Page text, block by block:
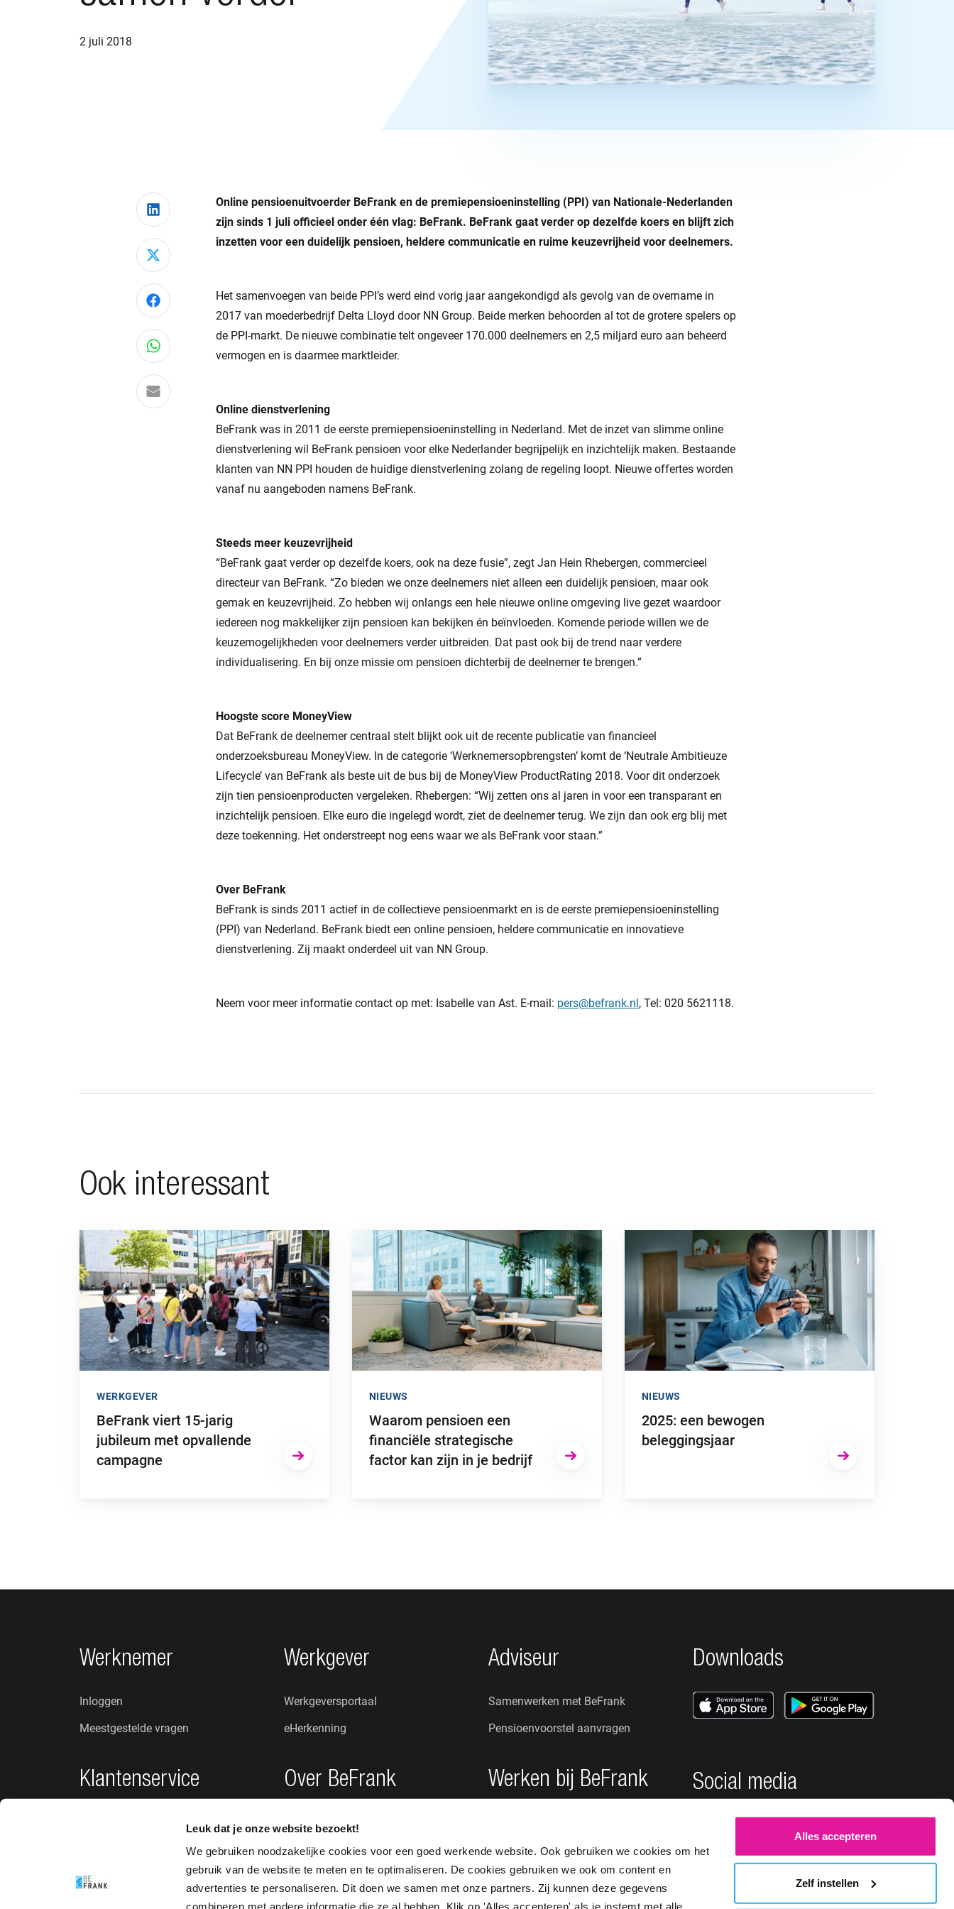
Leuk dat je onze website bezoekt!
We gebruiken noodzakelijke cookies voor een goed werkende website. Ook gebruiken we cookies om het
gebruik van de website te meten en te optimaliseren. De cookies gebruiken we ook om content en
advertenties te personaliseren. Dit doen we samen met onze partners. Zij kunnen deze gegevens
combineren met andere informatie die ze al hebben. Klik op 'Alles accepteren' als je instemt met alle
Alles accepteren
Zelf instellen
2 juli 2018
Online pensioenuitvoerder BeFrank en de premiepensioeninstelling (PPI) van Nationale-Nederlanden
zijn sinds 1 juli officieel onder één vlag: BeFrank. BeFrank gaat verder op dezelfde koers en blijft zich
inzetten voor een duidelijk pensioen, heldere communicatie en ruime keuzevrijheid voor deelnemers.
Het samenvoegen van beide PPI’s werd eind vorig jaar aangekondigd als gevolg van de overname in
2017 van moederbedrijf Delta Lloyd door NN Group. Beide merken behoorden al tot de grotere spelers op
de PPI-markt. De nieuwe combinatie telt ongeveer 170.000 deelnemers en 2,5 miljard euro aan beheerd
vermogen en is daarmee marktleider.
Online dienstverlening
BeFrank was in 2011 de eerste premiepensioeninstelling in Nederland. Met de inzet van slimme online
dienstverlening wil BeFrank pensioen voor elke Nederlander begrijpelijk en inzichtelijk maken. Bestaande
klanten van NN PPI houden de huidige dienstverlening zolang de regeling loopt. Nieuwe offertes worden
vanaf nu aangeboden namens BeFrank.
Steeds meer keuzevrijheid
“BeFrank gaat verder op dezelfde koers, ook na deze fusie”, zegt Jan Hein Rhebergen, commercieel
directeur van BeFrank. “Zo bieden we onze deelnemers niet alleen een duidelijk pensioen, maar ook
gemak en keuzevrijheid. Zo hebben wij onlangs een hele nieuwe online omgeving live gezet waardoor
iedereen nog makkelijker zijn pensioen kan bekijken én beïnvloeden. Komende periode willen we de
keuzemogelijkheden voor deelnemers verder uitbreiden. Dat past ook bij de trend naar verdere
individualisering. En bij onze missie om pensioen dichterbij de deelnemer te brengen.”
Hoogste score MoneyView
Dat BeFrank de deelnemer centraal stelt blijkt ook uit de recente publicatie van financieel
onderzoeksbureau MoneyView. In de categorie ‘Werknemersopbrengsten’ komt de ‘Neutrale Ambitieuze
Lifecycle’ van BeFrank als beste uit de bus bij de MoneyView ProductRating 2018. Voor dit onderzoek
zijn tien pensioenproducten vergeleken. Rhebergen: “Wij zetten ons al jaren in voor een transparant en
inzichtelijk pensioen. Elke euro die ingelegd wordt, ziet de deelnemer terug. We zijn dan ook erg blij met
deze toekenning. Het onderstreept nog eens waar we als BeFrank voor staan.”
Over BeFrank
BeFrank is sinds 2011 actief in de collectieve pensioenmarkt en is de eerste premiepensioeninstelling
(PPI) van Nederland. BeFrank biedt een online pensioen, heldere communicatie en innovatieve
dienstverlening. Zij maakt onderdeel uit van NN Group.
Neem voor meer informatie contact op met: Isabelle van Ast. E-mail: pers@befrank.nl, Tel: 020 5621118.
Deel via LinkedIn
Deel via X
Deel via Facebook
Deel via WhatsApp
Delen via e-mail
Ook interessant
Ga naar “BeFrank viert 15-jarig jubileum met opvallende campagne”
BeFrank viert 15-jarig
jubileum met opvallende
campagne
WERKGEVER
Ga naar “Waarom pensioen een financiële strategische factor kan zijn in je bedrijf”
Waarom pensioen een
financiële strategische
factor kan zijn in je bedrijf
NIEUWS
Ga naar “2025: een bewogen beleggingsjaar”
2025: een bewogen
beleggingsjaar
NIEUWS
Footer navigatie
Werknemer
Inloggen
Meestgestelde vragen
Klantenservice
Klachten en suggesties
Toegankelijkheid
Werkgever
Werkgeversportaal
eHerkenning
Over BeFrank
Wie zijn wij?
Nieuws
Adviseur
Samenwerken met BeFrank
Pensioenvoorstel aanvragen
Werken bij BeFrank
Vacatures
Downloads
Social media